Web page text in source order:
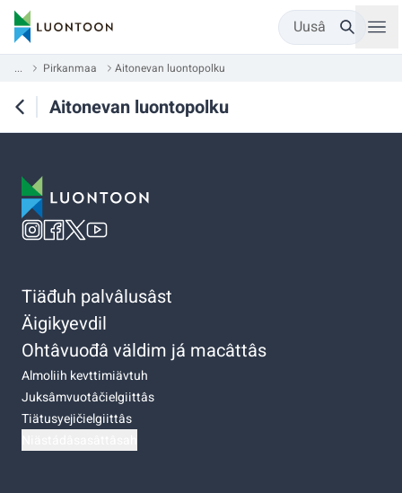
Uusâ
... Pirkanmaa Aitonevan luontopolku
Aitonevan luontopolku
Tiäđuh palvâlusâst
Äigikyevdil
Ohtâvuođâ väldim já macâttâs
Almoliih kevttimiävtuh
Juksâmvuotâčielgiittâs
Tiätusyejičielgiittâs